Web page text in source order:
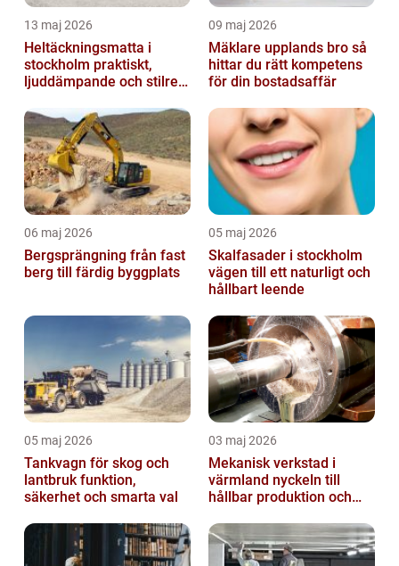
13 maj 2026
Heltäckningsmatta i
stockholm praktiskt,
ljuddämpande och stilrent
09 maj 2026
Mäklare upplands bro så
hittar du rätt kompetens
för din bostadsaffär
06 maj 2026
Bergsprängning från fast
berg till färdig byggplats
05 maj 2026
Skalfasader i stockholm
vägen till ett naturligt och
hållbart leende
05 maj 2026
Tankvagn för skog och
lantbruk funktion,
säkerhet och smarta val
03 maj 2026
Mekanisk verkstad i
värmland nyckeln till
hållbar produktion och